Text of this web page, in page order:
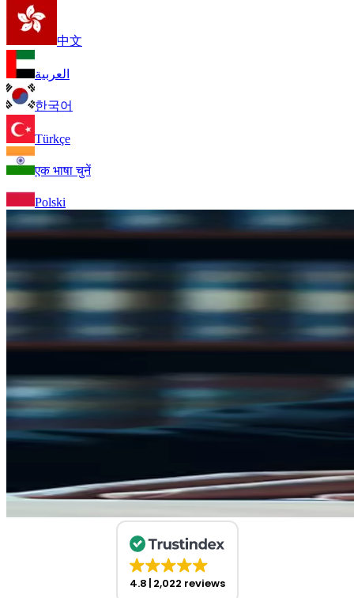
中文
العربية
한국어
Türkçe
एक भाषा चुनें
Polski
4.8 2,022 reviews